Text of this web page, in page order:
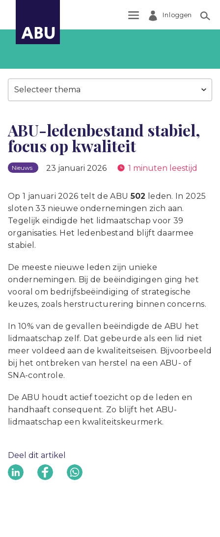
Inloggen
Selecteer thema
ABU-ledenbestand stabiel,
focus op kwaliteit
Nieuws 23 januari 2026 1 minuten leestijd
Op 1 januari 2026 telt de ABU502 leden. In 2025
sloten 33 nieuwe ondernemingen zich aan.
Tegelijk eindigde het lidmaatschap voor 39
organisaties. Het ledenbestand blijft daarmee
stabiel.
De meeste nieuwe leden zijn unieke
ondernemingen. Bij de beëindigingen ging het
vooral om bedrijfsbeëindiging of strategische
keuzes, zoals herstructurering binnen concerns.
In 10% van de gevallen beëindigde de ABU het
lidmaatschap zelf. Dat gebeurde als een lid niet
meer voldeed aan de kwaliteitseisen. Bijvoorbeeld
bij het ontbreken van herstel na een ABU- of
SNA-controle.
De ABU houdt actief toezicht op de leden en
handhaaft consequent. Zo blijft het ABU-
lidmaatschap een kwaliteitskeurmerk.
Deel dit artikel